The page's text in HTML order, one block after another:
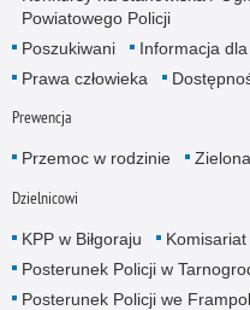
Powiatowego Policji
Poszukiwani
Informacja
Prawa człowieka
Prewencja
Przemoc w rodzinie
Dzielnicowi
KPP w Biłgoraju
Posterunek Policji w
Posterunek Policji we